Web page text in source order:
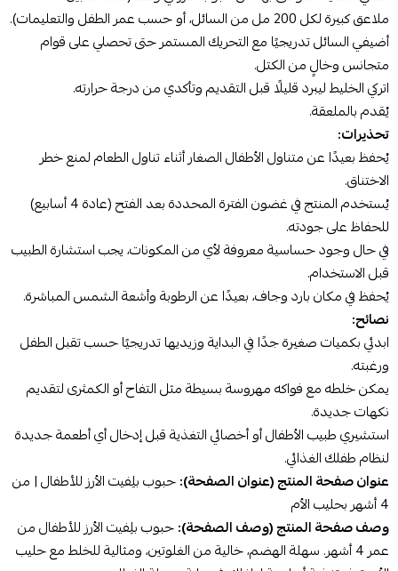
ملاعق كبيرة لكل 200 مل من السائل، أو حسب عمر الطفل والتعليمات).
أضيفي السائل تدريجيًا مع التحريك المستمر حتى تحصلي على قوام
متجانس وخالٍ من الكتل.
اتركي الخليط ليبرد قليلًا قبل التقديم وتأكدي من درجة حرارته.
يُقدم بالملعقة.
تحذيرات:
يُحفظ بعيدًا عن متناول الأطفال الصغار أثناء تناول الطعام لمنع خطر
الاختناق.
يُستخدم المنتج في غضون الفترة المحددة بعد الفتح (عادة 4 أسابيع)
للحفاظ على جودته.
في حال وجود حساسية معروفة لأي من المكونات، يجب استشارة الطبيب
قبل الاستخدام.
يُحفظ في مكان بارد وجاف، بعيدًا عن الرطوبة وأشعة الشمس المباشرة.
نصائح:
ابدئي بكميات صغيرة جدًا في البداية وزيديها تدريجيًا حسب تقبل الطفل
ورغبته.
يمكن خلطه مع فواكه مهروسة بسيطة مثل التفاح أو الكمثرى لتقديم
نكهات جديدة.
استشيري طبيب الأطفال أو أخصائي التغذية قبل إدخال أي أطعمة جديدة
لنظام طفلك الغذائي.
عنوان صفحة المنتج (عنوان الصفحة):حبوب بلِفيت الأرز للأطفال | من
4 أشهر بحليب الأم
وصف صفحة المنتج (وصف الصفحة):حبوب بلِفيت الأرز للأطفال من
عمر 4 أشهر. سهلة الهضم، خالية من الغلوتين، ومثالية للخلط مع حليب